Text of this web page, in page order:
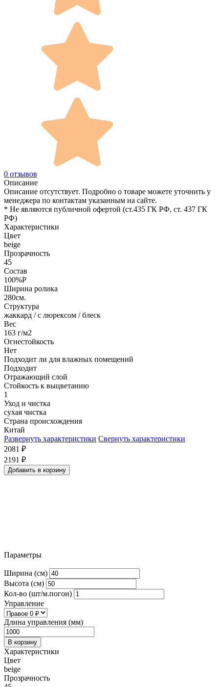
0 отзывов
Описание
Описание отсутствует. Подробно о товаре можете уточнить у
менеджера по контактам указанным на сайте.
* Не являются публичной офертой (ст.435 ГК РФ, cт. 437 ГК
РФ)
Характеристики
Цвет
beige
Прозрачность
45
Состав
100%P
Ширина ролика
280см.
Структура
жаккард / с люрексом / блеск
Вес
163 г/м2
Огнестойкость
Нет
Подходит ли для влажных помещений
Подходит
Отражающий слой
Стойкость к выцветанию
1
Уход и чистка
сухая чистка
Страна происхождения
Китай
Развернуть характеристики Свернуть характеристики
2081 ₽
2191 ₽
Добавить в корзину
Параметры
Ширина (см)
Высота (см)
Кол-во (шт/м.погон)
Управление
Длина управления (мм)
В корзину
Характеристики
Цвет
beige
Прозрачность